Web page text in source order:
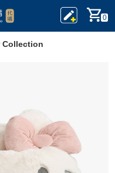
0
Collection